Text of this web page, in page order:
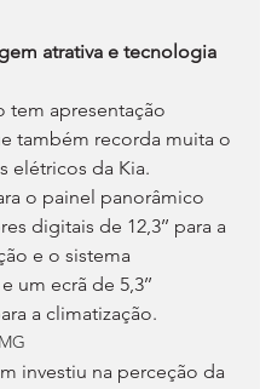
atrativa e tecnologia
tem apresentação
também recorda muita o
elétricos da Kia.
o painel panorâmico
digitais de 12,3’’ para a
e o sistema
um ecrã de 5,3’’
a climatização.
investiu na perceção da